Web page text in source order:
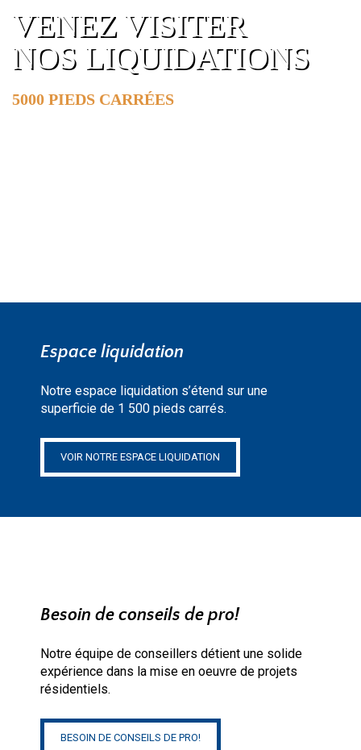
VENEZ VISITER
NOS LIQUIDATIONS
5000 PIEDS CARRÉES
Espace liquidation
Notre espace liquidation s’étend sur une
superficie de 1 500 pieds carrés.
VOIR NOTRE ESPACE LIQUIDATION
Besoin de conseils de pro!
Notre équipe de conseillers détient une solide
expérience dans la mise en oeuvre de projets
résidentiels.
BESOIN DE CONSEILS DE PRO!